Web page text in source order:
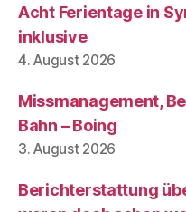
Acht Ferientage in
inklusive
4. August 2026
Missmanagement,
Bahn – Boing
3. August 2026
Berichterstattung